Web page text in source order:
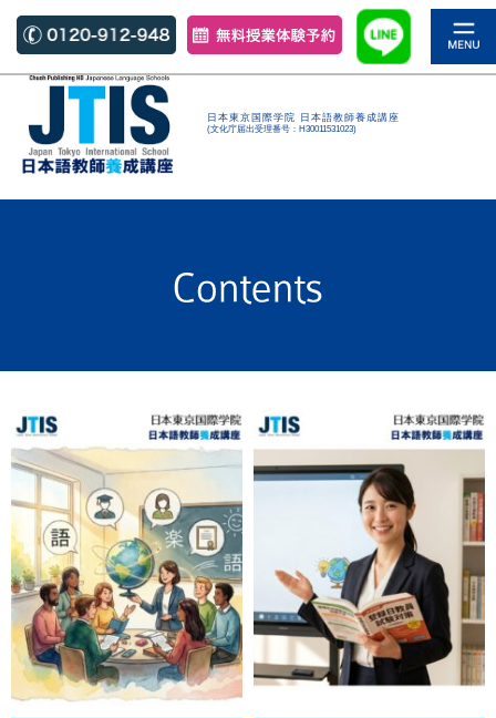
日本東京国際学院 日本語教師養成講座
(文化庁届出受理番号：H30011531023)